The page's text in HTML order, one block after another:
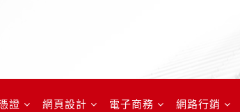
證 網頁設計 電子商務 網路行銷